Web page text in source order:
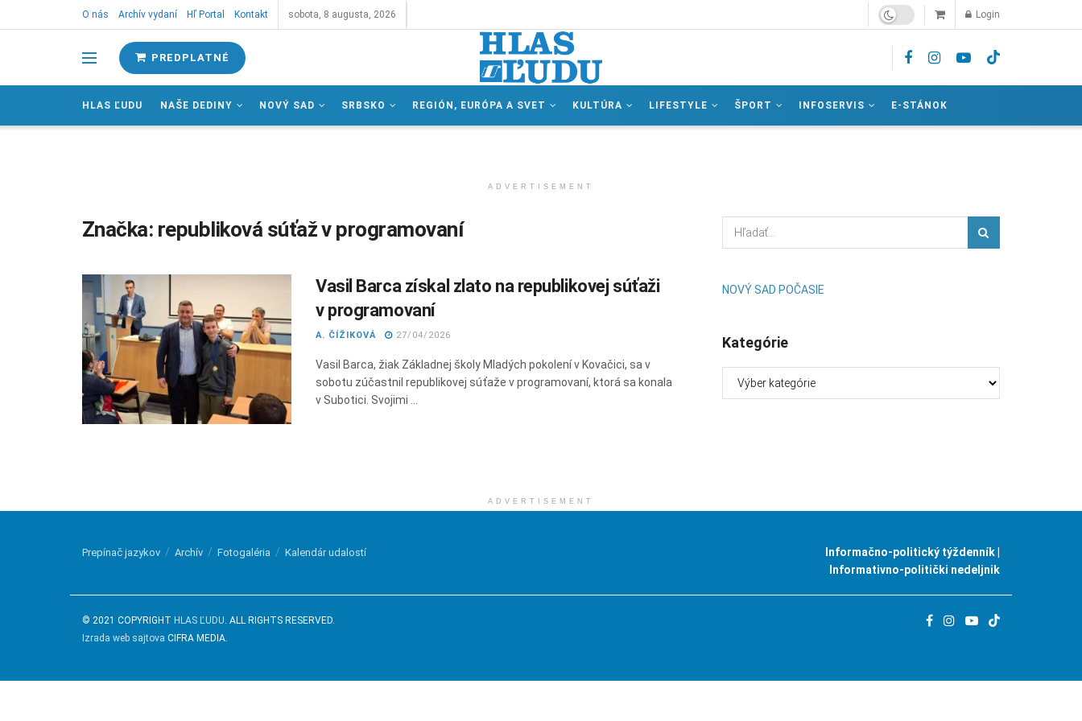
O nás Archív vydaní Hľ Portal Kontakt sobota, 8 augusta, 2026 Login
PREDPLATNÉ
HLAS ĽUDU NAŠE DEDINY NOVÝ SAD SRBSKO REGIÓN, EURÓPA A SVET KULTÚRA LIFESTYLE ŠPORT INFOSERVIS E-STÁNOK
ADVERTISEMENT
Značka: republiková súťaž v programovaní
Vasil Barca získal zlato na republikovej súťaži
v programovaní
A. ČÍŽIKOVÁ 27/04/2026
Vasil Barca, žiak Základnej školy Mladých pokolení v Kovačici, sa v
sobotu zúčastnil republikovej súťaže v programovaní, ktorá sa konala
v Subotici. Svojimi ...
NOVÝ SAD POČASIE
Kategórie
ADVERTISEMENT
Prepínač jazykov Archív Fotogaléria Kalendár udalostí
Informačno-politický týždenník |
Informativno-politički nedeljnik
© 2021 COPYRIGHT HLAS ĽUDU. ALL RIGHTS RESERVED.
Izrada web sajtova CIFRA MEDIA.